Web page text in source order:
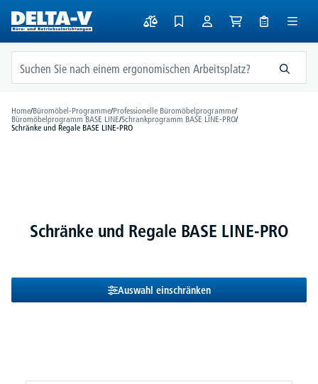
springen
Home/Büromöbel-Programme/Professionelle Büromöbelprogramme/
Büromöbelprogramm BASE LINE/Schrankprogramm BASE LINE-PRO/
Schränke und Regale BASE LINE-PRO
Schränke und Regale BASE LINE-PRO
Auswahl einschränken